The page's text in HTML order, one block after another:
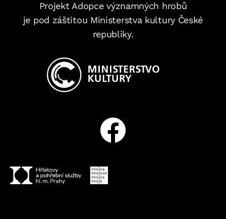
Projekt Adopce významných hrobů
je pod záštitou Ministerstva kultury České
republiky.
Facebook